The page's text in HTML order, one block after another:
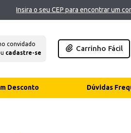
Insira o seu CEP para encontrar um
convidado
cadastre-se
Carrinho Fácil
Desconto Dúvidas